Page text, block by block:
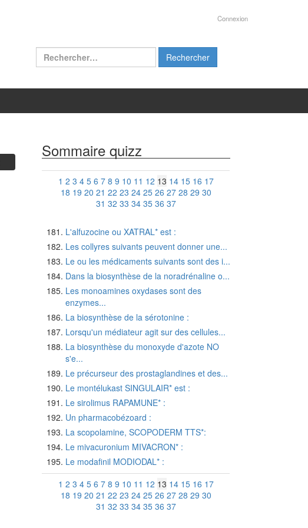
Connexion
Rechercher :
Sommaire quizz
1 2 3 4 5 6 7 8 9 10 11 12 13 14 15 16 17
18 19 20 21 22 23 24 25 26 27 28 29 30
31 32 33 34 35 36 37
L'alfuzocine ou XATRAL* est :
Les collyres suivants peuvent donner une...
Le ou les médicaments suivants sont des i...
Dans la biosynthèse de la noradrénaline o...
Les monoamines oxydases sont des
enzymes...
La biosynthèse de la sérotonine :
Lorsqu'un médiateur agit sur des cellules...
La biosynthèse du monoxyde d'azote NO
s'e...
Le précurseur des prostaglandines et des...
Le montélukast SINGULAIR* est :
Le sirolimus RAPAMUNE* :
Un pharmacobézoard :
La scopolamine, SCOPODERM TTS*:
Le mivacuronium MIVACRON* :
Le modafinil MODIODAL* :
1 2 3 4 5 6 7 8 9 10 11 12 13 14 15 16 17
18 19 20 21 22 23 24 25 26 27 28 29 30
31 32 33 34 35 36 37